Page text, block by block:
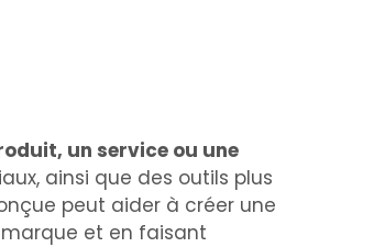
un service ou une
ainsi que des outils plus
peut aider à créer une
et en faisant